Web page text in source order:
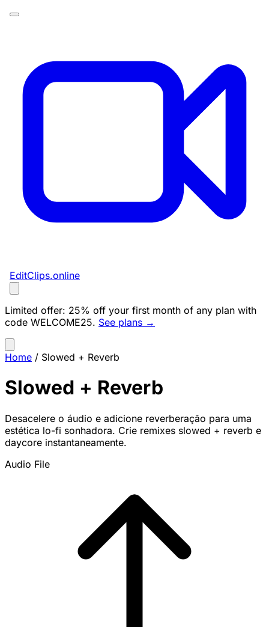
EditClips.online
Limited offer: 25% off your first month of any plan with
code WELCOME25. See plans →
Home / Slowed + Reverb
Slowed + Reverb
Desacelere o áudio e adicione reverberação para uma
estética lo-fi sonhadora. Crie remixes slowed + reverb e
daycore instantaneamente.
Audio File